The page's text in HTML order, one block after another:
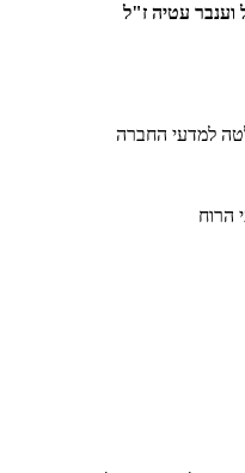
וענבר עטיה ז"ל
למדעי החברה
הרוח